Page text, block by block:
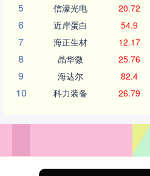
5 信濠光电 20.72
6 近岸蛋白 54.9
7 海正生材 12.17
8 晶华微 25.76
9 海达尔 82.4
10 科力装备 26.79